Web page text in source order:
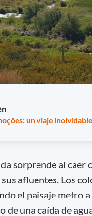
un viaje
sorprende al
afluentes. Los
el paisaje metro
de una caída de